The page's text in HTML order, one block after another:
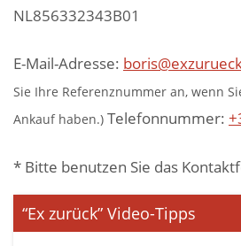
NL856332343B01
E-Mail-Adresse:
Sie Ihre Referenznummer an, wenn
Ankauf haben.) Telefonnummer:
* Bitte benutzen Sie das
“Ex zurück” Video-Tipps